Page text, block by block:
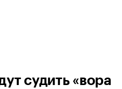
судить «вора